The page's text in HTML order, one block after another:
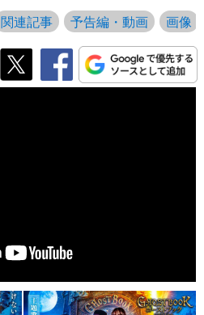
関連記事 予告編・動画 画像